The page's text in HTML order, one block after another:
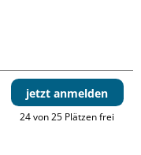
jetzt anmelden
24 von 25 Plätzen frei